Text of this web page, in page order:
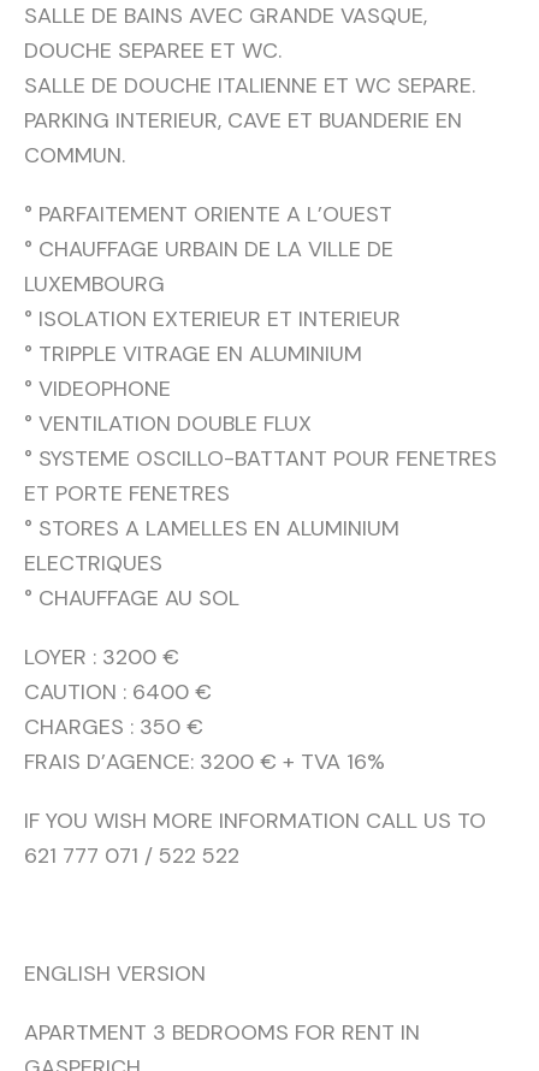
SALLE DE BAINS AVEC GRANDE VASQUE,
DOUCHE SEPAREE ET WC.
SALLE DE DOUCHE ITALIENNE ET WC SEPARE.
PARKING INTERIEUR, CAVE ET BUANDERIE EN
COMMUN.
° PARFAITEMENT ORIENTE A L’OUEST
° CHAUFFAGE URBAIN DE LA VILLE DE
LUXEMBOURG
° ISOLATION EXTERIEUR ET INTERIEUR
° TRIPPLE VITRAGE EN ALUMINIUM
° VIDEOPHONE
° VENTILATION DOUBLE FLUX
° SYSTEME OSCILLO-BATTANT POUR FENETRES
ET PORTE FENETRES
° STORES A LAMELLES EN ALUMINIUM
ELECTRIQUES
° CHAUFFAGE AU SOL
LOYER : 3200 €
CAUTION : 6400 €
CHARGES : 350 €
FRAIS D’AGENCE: 3200 € + TVA 16%
IF YOU WISH MORE INFORMATION CALL US TO
621 777 071 / 522 522
ENGLISH VERSION
APARTMENT 3 BEDROOMS FOR RENT IN